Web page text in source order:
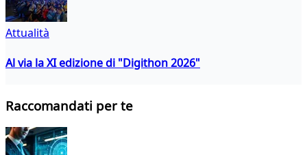
Attualità
Al via la XI edizione di "Digithon 2026"
Raccomandati per te